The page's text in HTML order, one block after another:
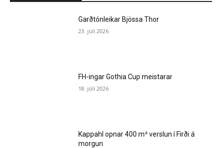
Garðtónleikar Bjössa Thor
23. júlí 2026
FH-ingar Gothia Cup meistarar
18. júlí 2026
Kappahl opnar 400 m² verslun í Firði á
morgun